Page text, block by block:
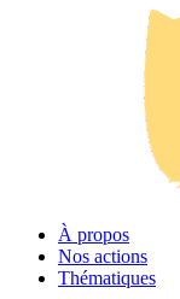
À propos
Nos actions
Thématiques